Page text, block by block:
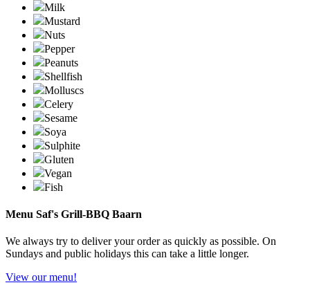
Milk
Mustard
Nuts
Pepper
Peanuts
Shellfish
Molluscs
Celery
Sesame
Soya
Sulphite
Gluten
Vegan
Fish
Menu Saf's Grill-BBQ Baarn
We always try to deliver your order as quickly as possible. On
Sundays and public holidays this can take a little longer.
View our menu!